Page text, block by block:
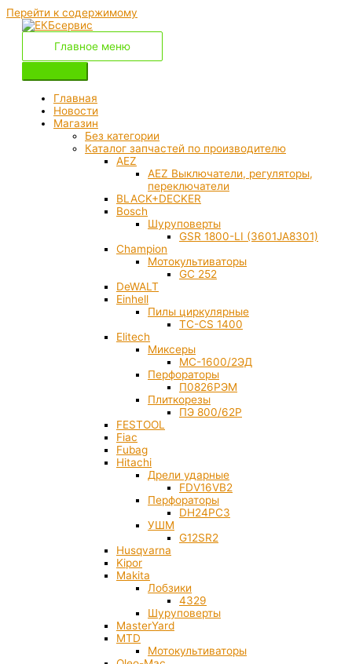
Перейти к содержимому
Главное меню
Главная
Новости
Магазин
Без категории
Каталог запчастей по производителю
AEZ
AEZ Выключатели, регуляторы,
переключатели
BLACK+DECKER
Bosch
Шуруповерты
GSR 1800-LI (3601JA8301)
Champion
Мотокультиваторы
GC 252
DeWALT
Einhell
Пилы циркулярные
TC-CS 1400
Elitech
Миксеры
МС-1600/2ЭД
Перфораторы
П0826РЭМ
Плиткорезы
ПЭ 800/62Р
FESTOOL
Fiac
Fubag
Hitachi
Дрели ударные
FDV16VB2
Перфораторы
DH24PC3
УШМ
G12SR2
Husqvarna
Kipor
Makita
Лобзики
4329
Шуруповерты
MasterYard
MTD
Мотокультиваторы